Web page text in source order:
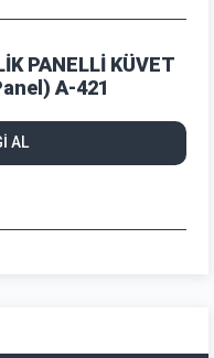
PANELLİ KÜVET
A-421
AL